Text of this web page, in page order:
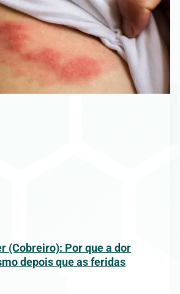
(Cobreiro): Por que a dor
depois que as feridas